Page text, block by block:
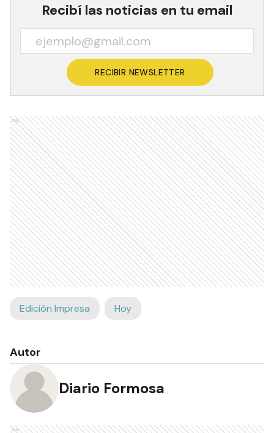
Recibí las noticias en tu email
RECIBIR NEWSLETTER
Ads
Edición Impresa Hoy
Autor
Diario Formosa
Ads